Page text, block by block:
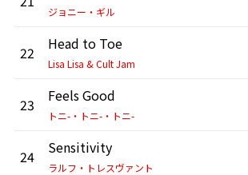
ジョニー・ギル
22 Head to Toe
Lisa Lisa & Cult Jam
23 Feels Good
トニ-・トニ-・トニ-
24 Sensitivity
ラルフ・トレスヴァント